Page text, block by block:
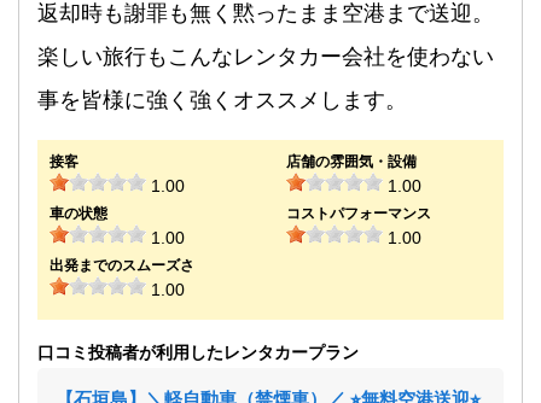
返却時も謝罪も無く黙ったまま空港まで送迎。
楽しい旅行もこんなレンタカー会社を使わない
事を皆様に強く強くオススメします。
接客
1.00
店舗の雰囲気・設備
1.00
車の状態
1.00
コストパフォーマンス
1.00
出発までのスムーズさ
1.00
口コミ投稿者が利用したレンタカープラン
【石垣島】＼軽自動車（禁煙車）／ ⭐︎無料空港送迎⭐︎